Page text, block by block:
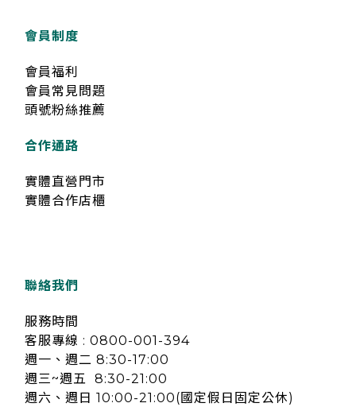
會員制度
會員福利
會員常見問題
頭號粉絲推薦
合作通路
實體直營門市
實體合作店櫃
聯絡我們
服務時間
客服專線 : 0800-001-394
週一、週二 8:30-17:00
週三~週五 8:30-21:00
週六、週日 10:00-21:00(國定假日固定公休)